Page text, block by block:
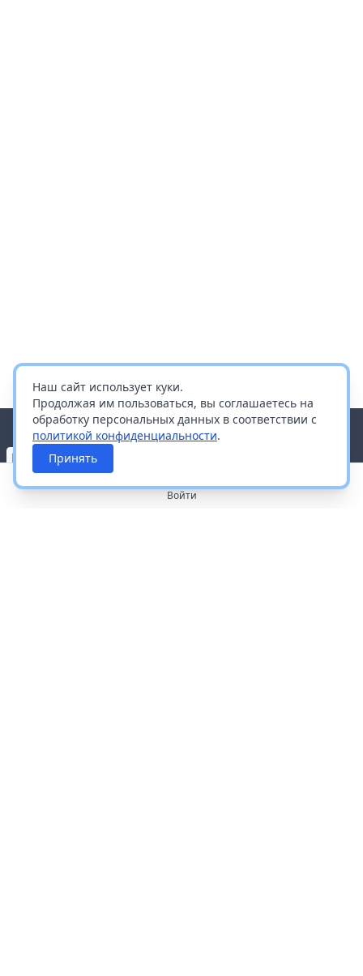
Наш сайт использует куки.
Продолжая им пользоваться, вы соглашаетесь на
обработку персональных данных в соответствии с
политикой конфиденциальности.
Принять
Войти